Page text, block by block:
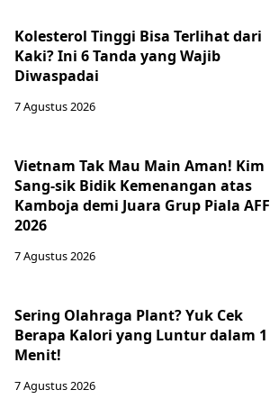
Kolesterol Tinggi Bisa Terlihat dari
Kaki? Ini 6 Tanda yang Wajib
Diwaspadai
7 Agustus 2026
Vietnam Tak Mau Main Aman! Kim
Sang-sik Bidik Kemenangan atas
Kamboja demi Juara Grup Piala AFF
2026
7 Agustus 2026
Sering Olahraga Plant? Yuk Cek
Berapa Kalori yang Luntur dalam 1
Menit!
7 Agustus 2026